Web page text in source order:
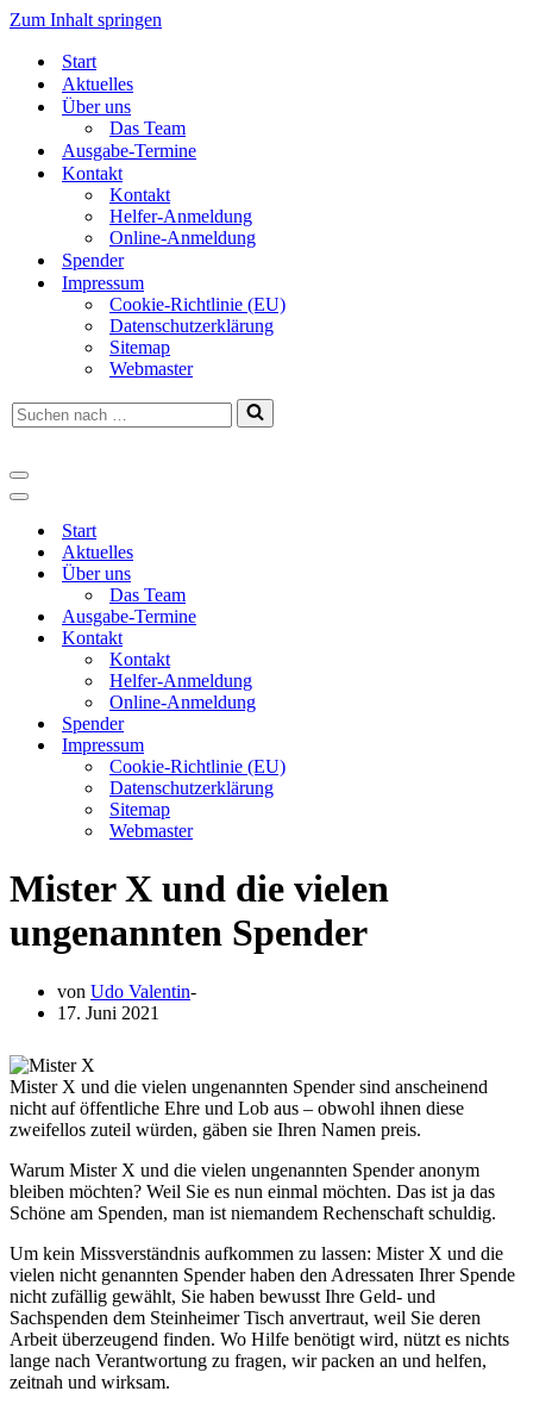
Zum Inhalt springen
Start
Aktuelles
Über uns
Das Team
Ausgabe-Termine
Kontakt
Kontakt
Helfer-Anmeldung
Online-Anmeldung
Spender
Impressum
Cookie-Richtlinie (EU)
Datenschutzerklärung
Sitemap
Webmaster
Suchen
nach …
Navigationsmenü
Navigationsmenü
Start
Aktuelles
Über uns
Das Team
Ausgabe-Termine
Kontakt
Kontakt
Helfer-Anmeldung
Online-Anmeldung
Spender
Impressum
Cookie-Richtlinie (EU)
Datenschutzerklärung
Sitemap
Webmaster
Mister X und die vielen
ungenannten Spender
von Udo Valentin
17. Juni 2021
Mister X und die vielen ungenannten Spender sind anscheinend
nicht auf öffentliche Ehre und Lob aus – obwohl ihnen diese
zweifellos zuteil würden, gäben sie Ihren Namen preis.
Warum Mister X und die vielen ungenannten Spender anonym
bleiben möchten? Weil Sie es nun einmal möchten. Das ist ja das
Schöne am Spenden, man ist niemandem Rechenschaft schuldig.
Um kein Missverständnis aufkommen zu lassen: Mister X und die
vielen nicht genannten Spender haben den Adressaten Ihrer Spende
nicht zufällig gewählt, Sie haben bewusst Ihre Geld- und
Sachspenden dem Steinheimer Tisch anvertraut, weil Sie deren
Arbeit überzeugend finden. Wo Hilfe benötigt wird, nützt es nichts
lange nach Verantwortung zu fragen, wir packen an und helfen,
zeitnah und wirksam.